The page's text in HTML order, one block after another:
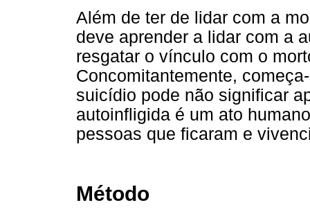
Além de ter de lidar com a
deve aprender a lidar com a
resgatar o vínculo com o
Concomitantemente,
suicídio pode não significar
autoinfligida é um ato
pessoas que ficaram e
Método